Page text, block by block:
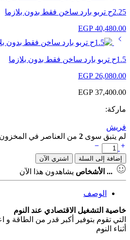
2.25ح تربو بارد ساخن فقط بدون بلازما
EGP 40,480.00
1.5ح تربو بارد ساخن فقط بدون بلازما
EGP 26,080.00
EGP 37,400.00
ماركة:
فريش
لم يتبق سوى 2 من العناصر في
إضافة إلى السلة اشتري الآن
... الأشخاص يشاهدون هذا الآن
الوصف
خاصية التشغيل الاقتصادي عند النوم
التي تقوم بتوفير أكبر قدر من الطاقة و
أثناء النوم